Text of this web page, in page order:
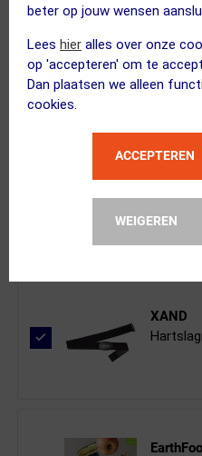
beter op jouw wensen
Lees hier alles over onze
op 'accepteren' om te
Dan plaatsen we alleen
cookies.
ACCEPTEREN
WEIGEREN
Garmin
Venu 3S
XAND